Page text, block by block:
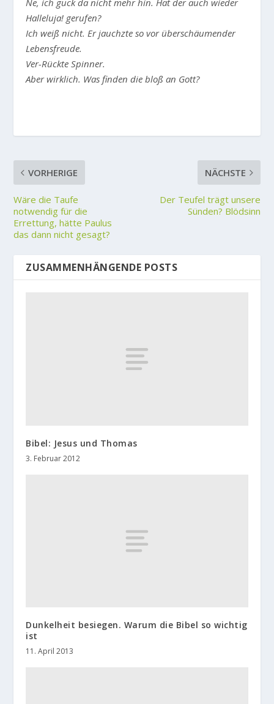
Halleluja! gerufen?
Ich weiß nicht. Er jauchzte so vor überschäumender
Lebensfreude.
Ver-Rückte Spinner.
Aber wirklich. Was finden die bloß an Gott?
VORHERIGE
Wäre die Taufe
notwendig für die
Errettung, hätte Paulus
das dann nicht gesagt?
NÄCHSTE
Der Teufel trägt unsere
Sünden? Blödsinn
ZUSAMMENHÄNGENDE POSTS
Bibel: Jesus und Thomas
3. Februar 2012
Dunkelheit besiegen. Warum die Bibel so wichtig
ist
11. April 2013